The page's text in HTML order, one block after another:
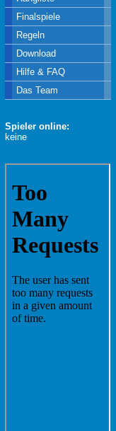
Finalspiele
Regeln
Download
Hilfe & FAQ
Das Team
Spieler online:
keine